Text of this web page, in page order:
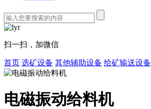
扫一扫，加微信
首页 选矿设备 其他辅助设备 给矿输送设备
电磁振动给料机